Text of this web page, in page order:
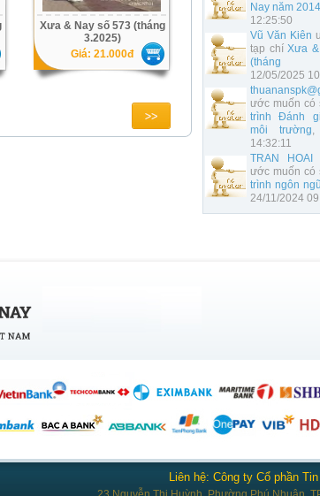
Nay năm 2014
12:25:50
Vũ Văn Kiên
tạp chíXưa
(tháng
12/05/2025
ước muốn có
trình Đánh
môi trường,
14:32:11
TRAN HOAI
ước muốn có
trình ngôn
24/11/2024
Xưa & Nay số 573 (tháng
3.2025)
Giá: 21.000đ
Liên hệ: Công ty Cổ phần